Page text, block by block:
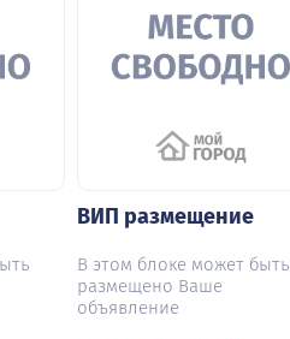
ВИП размещение
В этом блоке может быть
размещено Ваше
объявление